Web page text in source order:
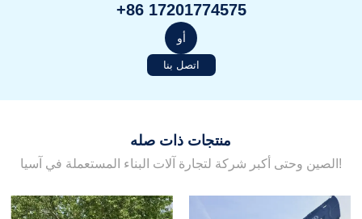
+86 17201774575
أو
اتصل بنا
منتجات ذات صله
الصين وحتى أكبر شركة لتجارة آلات البناء المستعملة في آسيا!